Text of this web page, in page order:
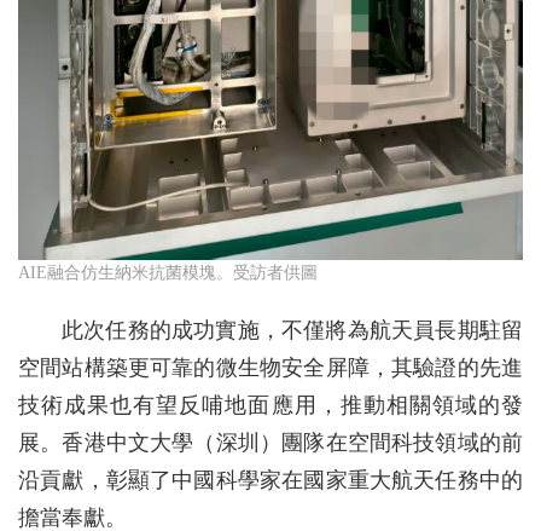
AIE融合仿生納米抗菌模塊。受訪者供圖
此次任務的成功實施，不僅將為航天員長期駐留
空間站構築更可靠的微生物安全屏障，其驗證的先進
技術成果也有望反哺地面應用，推動相關領域的發
展。香港中文大學（深圳）團隊在空間科技領域的前
沿貢獻，彰顯了中國科學家在國家重大航天任務中的
擔當奉獻。